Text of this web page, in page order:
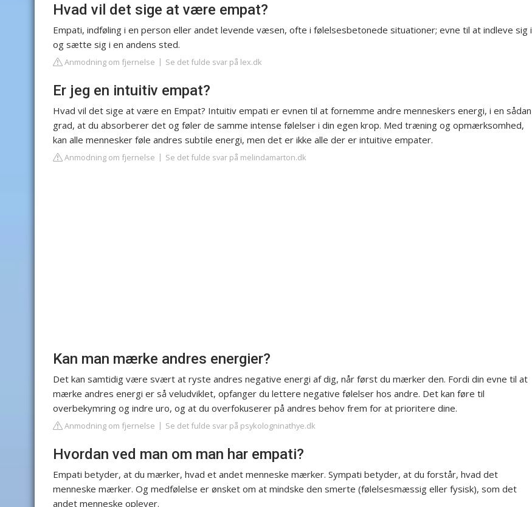
Hvad vil det sige at være empat?
Empati, indføling i en person eller andet levende væsen, ofte i følelsesbetonede situationer; evne til at indleve sig i
og sætte sig i en andens sted.
Anmodning om fjernelse Se det fulde svar på lex.dk
Er jeg en intuitiv empat?
Hvad vil det sige at være en Empat? Intuitiv empati er evnen til at fornemme andre menneskers energi, i en sådan
grad, at du absorberer det og føler de samme intense følelser i din egen krop. Med træning og opmærksomhed,
kan alle mennesker føle andres subtile energi, men det er ikke alle der er intuitive empater.
Anmodning om fjernelse Se det fulde svar på melindamarton.dk
Kan man mærke andres energier?
Det kan samtidig være svært at ryste andres negative energi af dig, når først du mærker den. Fordi din evne til at
mærke andres energi er så veludviklet, opfanger du lettere negative følelser hos andre. Det kan føre til
overbekymring og indre uro, og at du overfokuserer på andres behov frem for at prioritere dine.
Anmodning om fjernelse Se det fulde svar på psykologninathye.dk
Hvordan ved man om man har empati?
Empati betyder, at du mærker, hvad et andet menneske mærker. Sympati betyder, at du forstår, hvad det
menneske mærker. Og medfølelse er ønsket om at mindske den smerte (følelsesmæssig eller fysisk), som det
andet menneske oplever.